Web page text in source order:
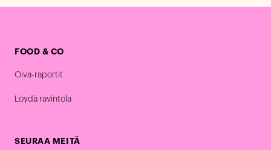
FOOD & CO
Oiva-raportit
Löydä ravintola
SEURAA MEITÄ